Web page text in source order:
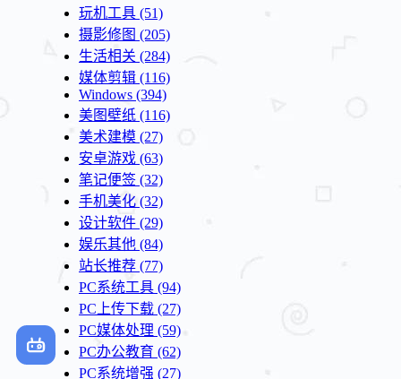
玩机工具 (51)
摄影修图 (205)
生活相关 (284)
媒体剪辑 (116)
Windows (394)
美图壁纸 (116)
美术建模 (27)
安卓游戏 (63)
笔记便签 (32)
手机美化 (32)
设计软件 (29)
娱乐其他 (84)
站长推荐 (77)
PC系统工具 (94)
PC上传下载 (27)
PC媒体处理 (59)
PC办公教育 (62)
PC系统增强 (27)